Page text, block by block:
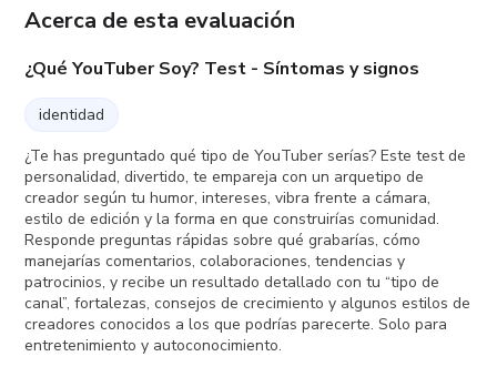
Acerca de esta evaluación
¿Qué YouTuber Soy? Test - Síntomas y signos
identidad
¿Te has preguntado qué tipo de YouTuber serías? Este test de
personalidad, divertido, te empareja con un arquetipo de
creador según tu humor, intereses, vibra frente a cámara,
estilo de edición y la forma en que construirías comunidad.
Responde preguntas rápidas sobre qué grabarías, cómo
manejarías comentarios, colaboraciones, tendencias y
patrocinios, y recibe un resultado detallado con tu “tipo de
canal”, fortalezas, consejos de crecimiento y algunos estilos de
creadores conocidos a los que podrías parecerte. Solo para
entretenimiento y autoconocimiento.